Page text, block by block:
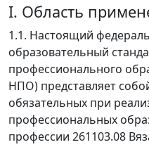
I. Область
1.1. Настоящий
образовательный
профессионального
НПО) представляет
обязательных при
профессиональных
профессии 261103.08